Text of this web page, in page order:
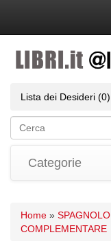
Lista dei Desideri (0)
Categorie
Home » SPAGNOLO
COMPLEMENTARE